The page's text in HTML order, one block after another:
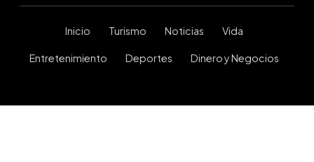
Inicio Turismo Noticias Vida
Entretenimiento Deportes Dinero y Negocios